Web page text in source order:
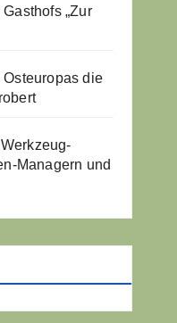
„Zur
die
Managern und